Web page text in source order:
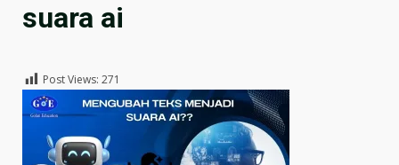
suara ai
Post Views: 271